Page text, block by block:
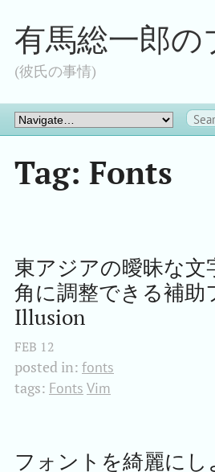
有馬総一郎の
(彼氏の事情)
Tag: Fonts
東アジアの曖昧な文
角に調整できる補助
Illusion
FEB 12
posted in: fonts
tags: Fonts Vim
フォントを綺麗にし